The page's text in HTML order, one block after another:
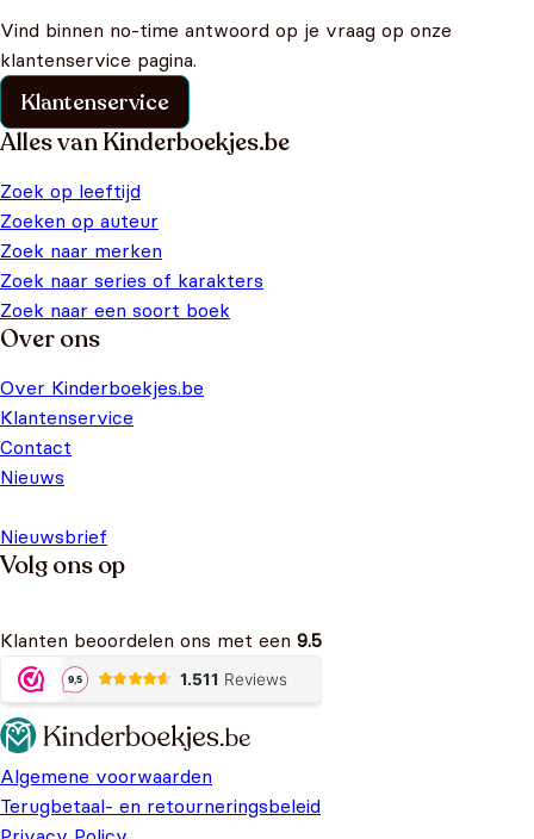
Vind binnen no-time antwoord op je vraag op onze
klantenservice pagina.
Klantenservice
Alles van Kinderboekjes.be
Zoek op leeftijd
Zoeken op auteur
Zoek naar merken
Zoek naar series of karakters
Zoek naar een soort boek
Over ons
Over Kinderboekjes.be
Klantenservice
Contact
Nieuws
Nieuwsbrief
Volg ons op
Klanten beoordelen ons met een 9.5
Algemene voorwaarden
Terugbetaal- en retourneringsbeleid